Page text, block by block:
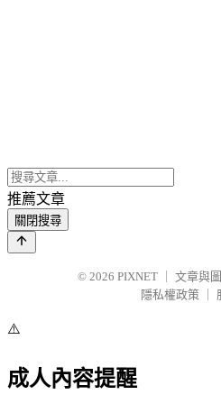
推薦文章
關閉搜尋
© 2026 PIXNET
文章與
隱私權政策
⚠️
成人內容提醒